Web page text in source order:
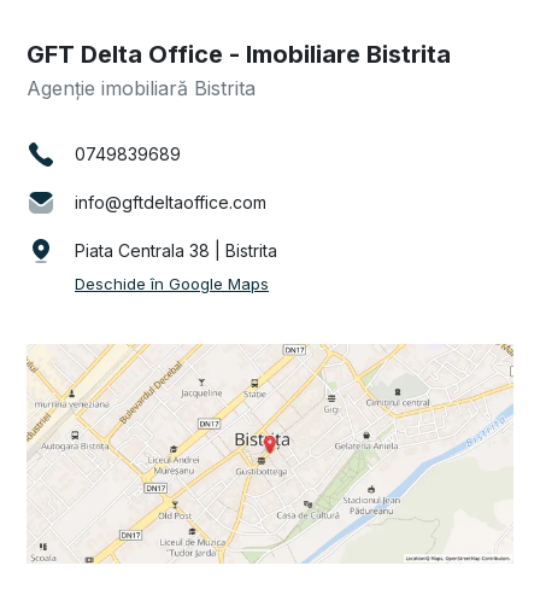
GFT Delta Office - Imobiliare Bistrita
Agenție imobiliară Bistrita
0749839689
info@gftdeltaoffice.com
Piata Centrala 38 | Bistrita
Deschide în Google Maps